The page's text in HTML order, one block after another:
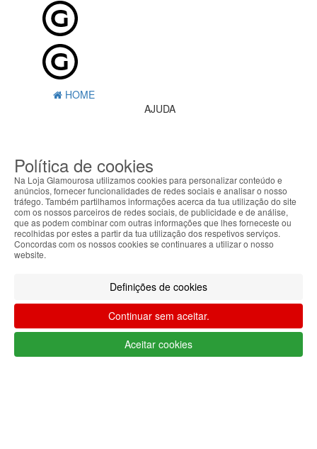
HOME
AJUDA
0 CARRINHO
EU
Filtrar por
Limpar filtros
Filtrar
Política de cookies
Na Loja Glamourosa utilizamos cookies para personalizar conteúdo e
anúncios, fornecer funcionalidades de redes sociais e analisar o nosso
tráfego. Também partilhamos informações acerca da tua utilização do site
com os nossos parceiros de redes sociais, de publicidade e de análise,
que as podem combinar com outras informações que lhes forneceste ou
recolhidas por estes a partir da tua utilização dos respetivos serviços.
Concordas com os nossos cookies se continuares a utilizar o nosso
website.
Definições de cookies
Continuar sem aceitar.
Aceitar cookies